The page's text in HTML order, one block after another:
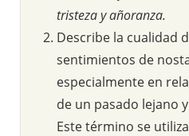
tristeza y añoranza.
Describe la cualidad
sentimientos de
especialmente en
de un pasado lejano
Este término se